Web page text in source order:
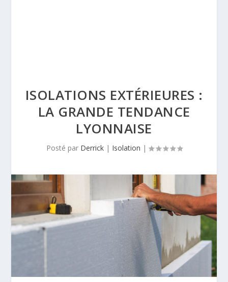
ISOLATIONS EXTÉRIEURES :
LA GRANDE TENDANCE
LYONNAISE
Posté par Derrick| Isolation |